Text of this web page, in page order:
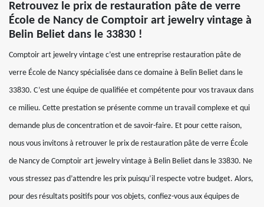
Retrouvez le prix de restauration pâte de verre
École de Nancy de Comptoir art jewelry vintage à
Belin Beliet dans le 33830 !
Comptoir art jewelry vintage c’est une entreprise restauration pâte de
verre École de Nancy spécialisée dans ce domaine à Belin Beliet dans le
33830. C’est une équipe de qualifiée et compétente pour vos travaux dans
ce milieu. Cette prestation se présente comme un travail complexe et qui
demande plus de concentration et de savoir-faire. Et pour cette raison,
nous vous invitons à retrouver le prix de restauration pâte de verre École
de Nancy de Comptoir art jewelry vintage à Belin Beliet dans le 33830. Ne
vous stressez pas d’attendre les prix puisqu’il respecte votre budget. Alors,
pour des résultats positifs pour vos objets, confiez-vous aux équipes de